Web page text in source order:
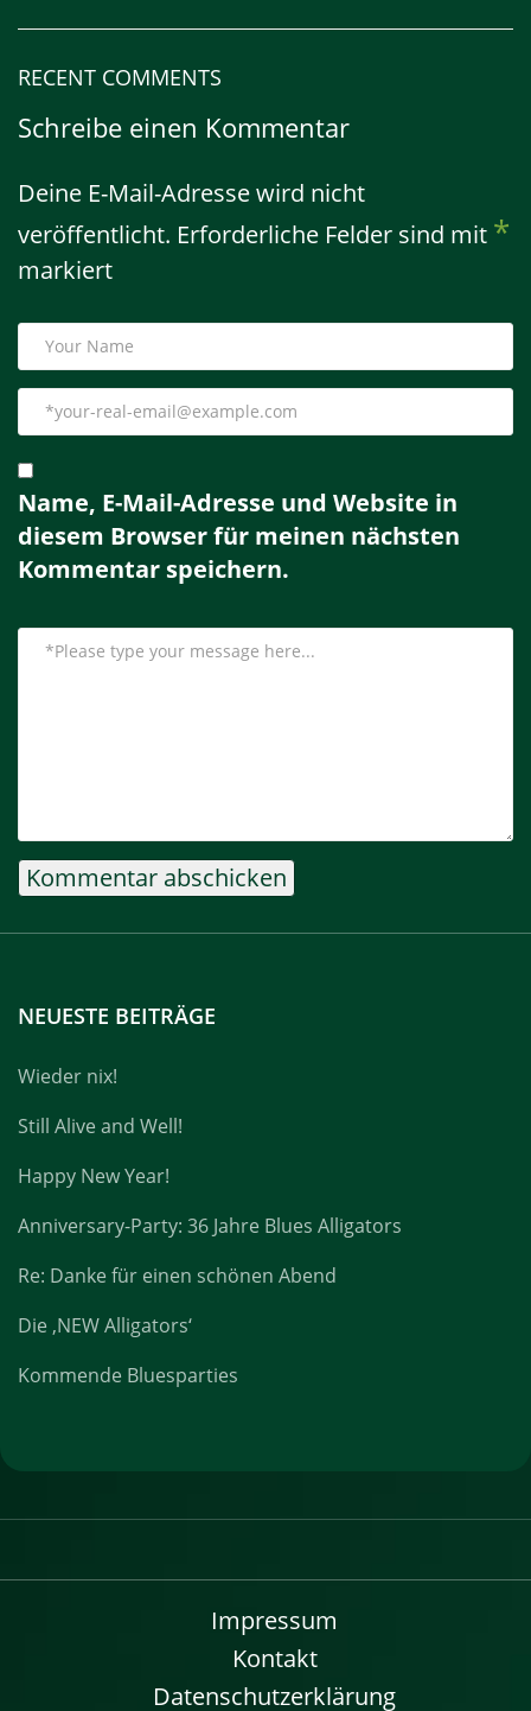
RECENT COMMENTS
Schreibe einen Kommentar
Deine E-Mail-Adresse wird nicht
veröffentlicht. Erforderliche Felder sind mit *
markiert
Name, E-Mail-Adresse und Website in
diesem Browser für meinen nächsten
Kommentar speichern.
NEUESTE BEITRÄGE
Wieder nix!
Still Alive and Well!
Happy New Year!
Anniversary-Party: 36 Jahre Blues Alligators
Re: Danke für einen schönen Abend
Die ‚NEW Alligators‘
Kommende Bluesparties
Impressum
Kontakt
Datenschutzerklärung